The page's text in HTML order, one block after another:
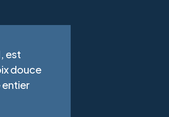
est
douce
entier